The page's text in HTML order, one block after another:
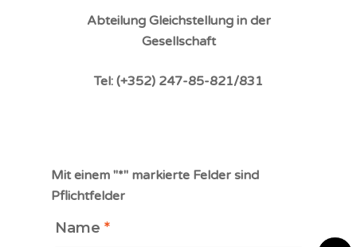
Abteilung Gleichstellung in der
Gesellschaft
Tel: (+352) 247-85-821/831
Mit einem "*" markierte Felder sind
Pflichtfelder
Name *